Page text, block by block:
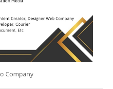
Company